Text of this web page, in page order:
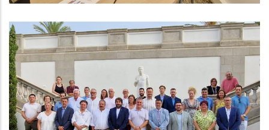
Es Constitueix El Consell
Comarcal Del Baix Penedès
Altres